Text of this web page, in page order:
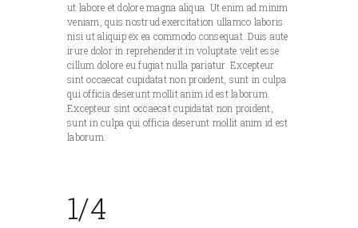
ut labore et dolore magna aliqua. Ut enim ad minim
veniam, quis nostrud exercitation ullamco laboris
nisi ut aliquip ex ea commodo consequat. Duis aute
irure dolor in reprehenderit in voluptate velit esse
cillum dolore eu fugiat nulla pariatur. Excepteur
sint occaecat cupidatat non proident, sunt in culpa
qui officia deserunt mollit anim id est laborum.
Excepteur sint occaecat cupidatat non proident,
sunt in culpa qui officia deserunt mollit anim id est
laborum.
1/4